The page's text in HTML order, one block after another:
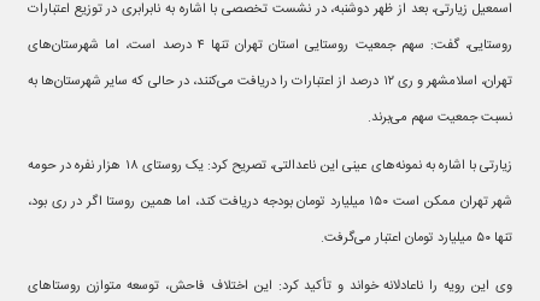
اسمعیل زیارتی، بعد از ظهر دوشنبه، در نشست تخصصی با اشاره به نابرابری در توزیع اعتبارات
روستایی، گفت: سهم جمعیت روستایی استان تهران تنها ۴ درصد است، اما شهرستان‌های
تهران، اسلامشهر و ری ۱۲ درصد از اعتبارات را دریافت می‌کنند، در حالی که سایر شهرستان‌ها به
نسبت جمعیت سهم می‌برند.
زیارتی با اشاره به نمونه‌های عینی این ناعدالتی، تصریح کرد: یک روستای ۱۸ هزار نفره در حومه
شهر تهران ممکن است ۱۵۰ میلیارد تومان بودجه دریافت کند، اما همین روستا اگر در ری بود،
تنها ۵۰ میلیارد تومان اعتبار می‌گرفت.
وی این رویه را ناعادلانه خواند و تأکید کرد: این اختلاف فاحش، توسعه متوازن روستاهای